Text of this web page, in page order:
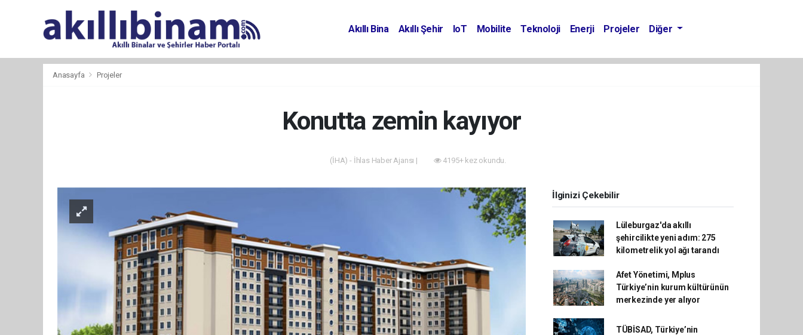
Akıllı Bina Akıllı Şehir IoT Mobilite Teknoloji Enerji Projeler Diğer
Anasayfa Projeler
Konutta zemin kayıyor
(İHA) - İhlas Haber Ajansı | 4195+ kez okundu.
İlginizi Çekebilir
Lüleburgaz'da akıllı
şehircilikte yeni adım: 275
kilometrelik yol ağı tarandı
Afet Yönetimi, Mplus
Türkiye’nin kurum kültürünün
merkezinde yer alıyor
TÜBİSAD, Türkiye’nin